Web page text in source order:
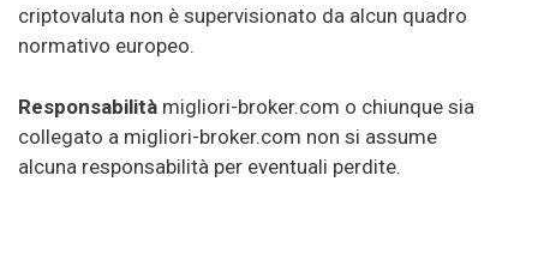
criptovaluta non è supervisionato da alcun quadro
normativo europeo.
Responsabilità migliori-broker.com o chiunque sia
collegato a migliori-broker.com non si assume
alcuna responsabilità per eventuali perdite.